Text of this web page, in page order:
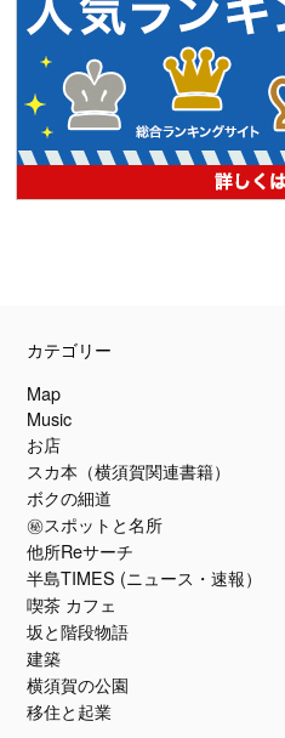
カテゴリー
Map
Music
お店
スカ本（横須賀関連書籍）
ボクの細道
㊙スポットと名所
他所Reサーチ
半島TIMES (ニュース・速報）
喫茶 カフェ
坂と階段物語
建築
横須賀の公園
移住と起業